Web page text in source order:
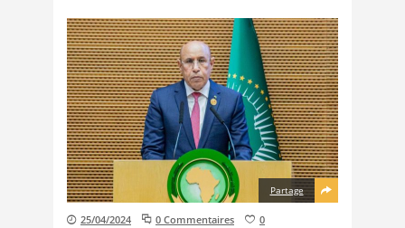
Partage
25/04/2024 0 Commentaires 0